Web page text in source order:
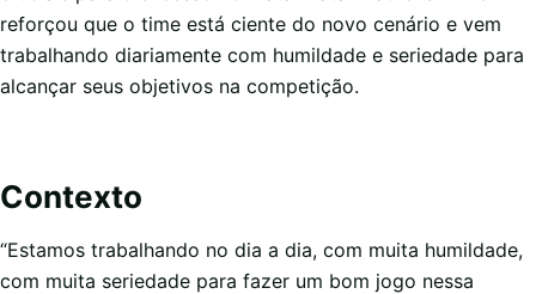
reforçou que o time está ciente do novo cenário e vem
trabalhando diariamente com humildade e seriedade para
alcançar seus objetivos na competição.
Contexto
“Estamos trabalhando no dia a dia, com muita humildade,
com muita seriedade para fazer um bom jogo nessa